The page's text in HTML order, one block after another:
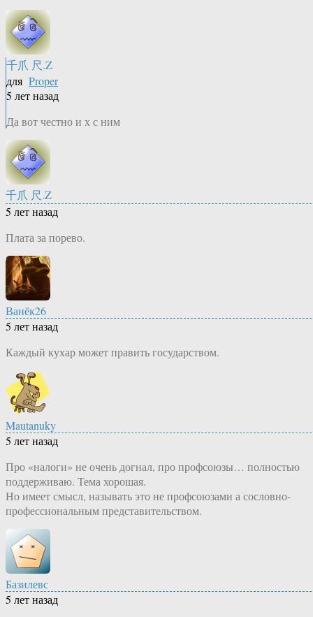
千爪 尺.Z
для Proper
5 лет назад
Да вот честно и х с ним
千爪 尺.Z
5 лет назад
Плата за порево.
Ванёк26
5 лет назад
Каждый кухар может править государством.
Mautanuky
5 лет назад
Про «налоги» не очень догнал, про профсоюзы… полностью
поддерживаю. Тема хорошая.
Но имеет смысл, называть это не профсоюзами а сословно-
профессиональным представительством.
Базилевс
5 лет назад